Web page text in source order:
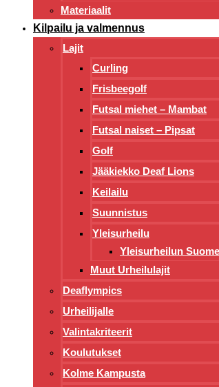
Materiaalit
Kilpailu ja valmennus
Lajit
Curling
Frisbeegolf
Futsal miehet – Mambat
Futsal naiset – Pipsat
Golf
Jääkiekko Deaf Lions
Keilailu
Suunnistus
Yleisurheilu
Yleisurheilun
Muut Urheilulajit
Deaflympics
Urheilijalle
Valintakriteerit
Koulutukset
Kolme Kampusta